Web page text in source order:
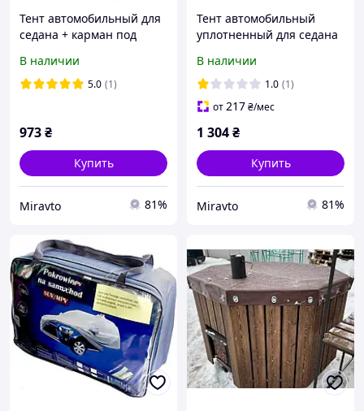
Тент автомобильный для
седана + карман под
483х178х120 Milex СС0912
В наличии
5.0 (1)
973₴
Купить
Miravto 81%
Тент автомобильный
уплотненный для седана
СС0902
В наличии
1.0 (1)
от217₴/мес
1 304₴
Купить
Miravto 81%